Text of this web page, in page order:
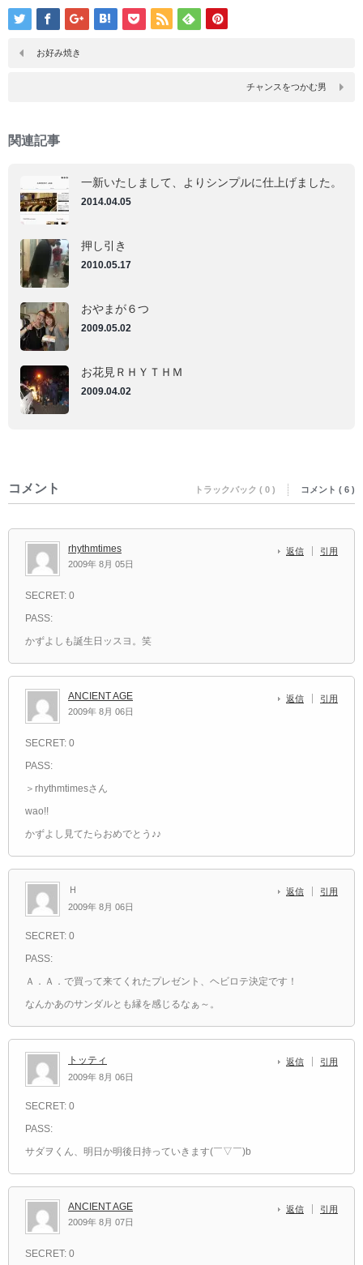
ク
し
て
で
共
ン
ド
き
ま
す)
ク
し
て
で
共
き
ま
す)
お好み焼き
チャンスをつかむ男
関連記事
一新いたしまして、よりシンプルに仕上げました。
2014.04.05
押し引き
2010.05.17
おやまが６つ
2009.05.02
お花見ＲＨＹＴＨＭ
2009.04.02
コメント トラックバック ( 0 ) コメント ( 6 )
rhythmtimes
2009年 8月 05日
返信 引用
SECRET: 0
PASS:
かずよしも誕生日ッスヨ。笑
ANCIENT AGE
2009年 8月 06日
返信 引用
SECRET: 0
PASS:
＞rhythmtimesさん
wao!!
かずよし見てたらおめでとう♪♪
Ｈ
2009年 8月 06日
返信 引用
SECRET: 0
PASS:
Ａ．Ａ．で買って来てくれたプレゼント、ヘビロテ決定です！
なんかあのサンダルとも縁を感じるなぁ～。
トッティ
2009年 8月 06日
返信 引用
SECRET: 0
PASS:
サダヲくん、明日か明後日持っていきます(￣▽￣)b
ANCIENT AGE
2009年 8月 07日
返信 引用
SECRET: 0